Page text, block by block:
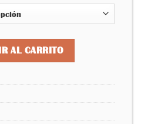
cantidad
AL CARRITO